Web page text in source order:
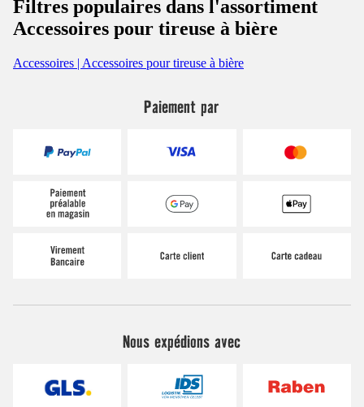
Filtres populaires dans l'assortiment
Accessoires pour tireuse à bière
Accessoires | Accessoires pour tireuse à bière
Paiement par
Nous expédions avec